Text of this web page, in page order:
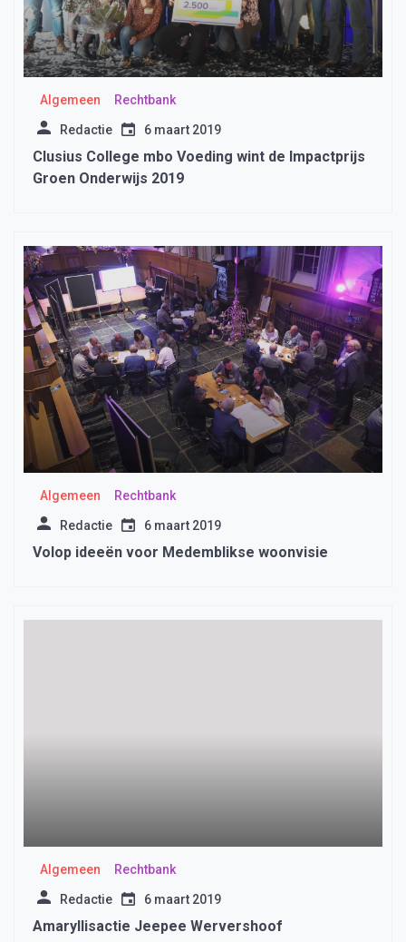
Algemeen Rechtbank
Redactie 6 maart 2019
Clusius College mbo Voeding wint de Impactprijs
Groen Onderwijs 2019
Algemeen Rechtbank
Redactie 6 maart 2019
Volop ideeën voor Medemblikse woonvisie
Algemeen Rechtbank
Redactie 6 maart 2019
Amaryllisactie Jeepee Wervershoof